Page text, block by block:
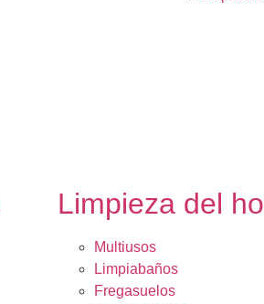
Limpieza del
Multiusos
Limpiabaños
Fregasuelos